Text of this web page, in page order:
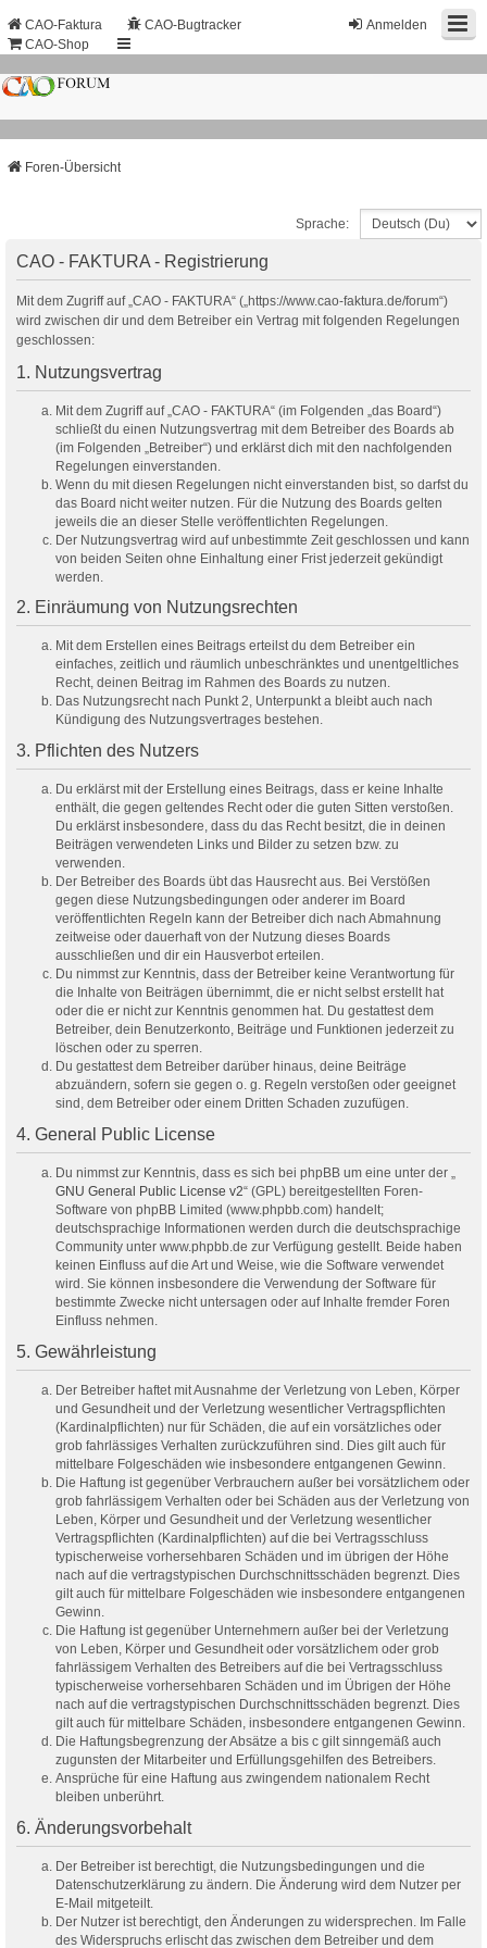
Anmelden
CAO-Faktura
CAO-Bugtracker
CAO-Shop
Foren-Übersicht
Sprache:
CAO - FAKTURA - Registrierung
Mit dem Zugriff auf „CAO - FAKTURA“ („https://www.cao-faktura.de/forum“)
wird zwischen dir und dem Betreiber ein Vertrag mit folgenden Regelungen
geschlossen:
1. Nutzungsvertrag
Mit dem Zugriff auf „CAO - FAKTURA“ (im Folgenden „das Board“)
schließt du einen Nutzungsvertrag mit dem Betreiber des Boards ab
(im Folgenden „Betreiber“) und erklärst dich mit den nachfolgenden
Regelungen einverstanden.
Wenn du mit diesen Regelungen nicht einverstanden bist, so darfst du
das Board nicht weiter nutzen. Für die Nutzung des Boards gelten
jeweils die an dieser Stelle veröffentlichten Regelungen.
Der Nutzungsvertrag wird auf unbestimmte Zeit geschlossen und kann
von beiden Seiten ohne Einhaltung einer Frist jederzeit gekündigt
werden.
2. Einräumung von Nutzungsrechten
Mit dem Erstellen eines Beitrags erteilst du dem Betreiber ein
einfaches, zeitlich und räumlich unbeschränktes und unentgeltliches
Recht, deinen Beitrag im Rahmen des Boards zu nutzen.
Das Nutzungsrecht nach Punkt 2, Unterpunkt a bleibt auch nach
Kündigung des Nutzungsvertrages bestehen.
3. Pflichten des Nutzers
Du erklärst mit der Erstellung eines Beitrags, dass er keine Inhalte
enthält, die gegen geltendes Recht oder die guten Sitten verstoßen.
Du erklärst insbesondere, dass du das Recht besitzt, die in deinen
Beiträgen verwendeten Links und Bilder zu setzen bzw. zu
verwenden.
Der Betreiber des Boards übt das Hausrecht aus. Bei Verstößen
gegen diese Nutzungsbedingungen oder anderer im Board
veröffentlichten Regeln kann der Betreiber dich nach Abmahnung
zeitweise oder dauerhaft von der Nutzung dieses Boards
ausschließen und dir ein Hausverbot erteilen.
Du nimmst zur Kenntnis, dass der Betreiber keine Verantwortung für
die Inhalte von Beiträgen übernimmt, die er nicht selbst erstellt hat
oder die er nicht zur Kenntnis genommen hat. Du gestattest dem
Betreiber, dein Benutzerkonto, Beiträge und Funktionen jederzeit zu
löschen oder zu sperren.
Du gestattest dem Betreiber darüber hinaus, deine Beiträge
abzuändern, sofern sie gegen o. g. Regeln verstoßen oder geeignet
sind, dem Betreiber oder einem Dritten Schaden zuzufügen.
4. General Public License
Du nimmst zur Kenntnis, dass es sich bei phpBB um eine unter der „
GNU General Public License v2“ (GPL) bereitgestellten Foren-
Software von phpBB Limited (www.phpbb.com) handelt;
deutschsprachige Informationen werden durch die deutschsprachige
Community unter www.phpbb.de zur Verfügung gestellt. Beide haben
keinen Einfluss auf die Art und Weise, wie die Software verwendet
wird. Sie können insbesondere die Verwendung der Software für
bestimmte Zwecke nicht untersagen oder auf Inhalte fremder Foren
Einfluss nehmen.
5. Gewährleistung
Der Betreiber haftet mit Ausnahme der Verletzung von Leben, Körper
und Gesundheit und der Verletzung wesentlicher Vertragspflichten
(Kardinalpflichten) nur für Schäden, die auf ein vorsätzliches oder
grob fahrlässiges Verhalten zurückzuführen sind. Dies gilt auch für
mittelbare Folgeschäden wie insbesondere entgangenen Gewinn.
Die Haftung ist gegenüber Verbrauchern außer bei vorsätzlichem oder
grob fahrlässigem Verhalten oder bei Schäden aus der Verletzung von
Leben, Körper und Gesundheit und der Verletzung wesentlicher
Vertragspflichten (Kardinalpflichten) auf die bei Vertragsschluss
typischerweise vorhersehbaren Schäden und im übrigen der Höhe
nach auf die vertragstypischen Durchschnittsschäden begrenzt. Dies
gilt auch für mittelbare Folgeschäden wie insbesondere entgangenen
Gewinn.
Die Haftung ist gegenüber Unternehmern außer bei der Verletzung
von Leben, Körper und Gesundheit oder vorsätzlichem oder grob
fahrlässigem Verhalten des Betreibers auf die bei Vertragsschluss
typischerweise vorhersehbaren Schäden und im Übrigen der Höhe
nach auf die vertragstypischen Durchschnittsschäden begrenzt. Dies
gilt auch für mittelbare Schäden, insbesondere entgangenen Gewinn.
Die Haftungsbegrenzung der Absätze a bis c gilt sinngemäß auch
zugunsten der Mitarbeiter und Erfüllungsgehilfen des Betreibers.
Ansprüche für eine Haftung aus zwingendem nationalem Recht
bleiben unberührt.
6. Änderungsvorbehalt
Der Betreiber ist berechtigt, die Nutzungsbedingungen und die
Datenschutzerklärung zu ändern. Die Änderung wird dem Nutzer per
E-Mail mitgeteilt.
Der Nutzer ist berechtigt, den Änderungen zu widersprechen. Im Falle
des Widerspruchs erlischt das zwischen dem Betreiber und dem